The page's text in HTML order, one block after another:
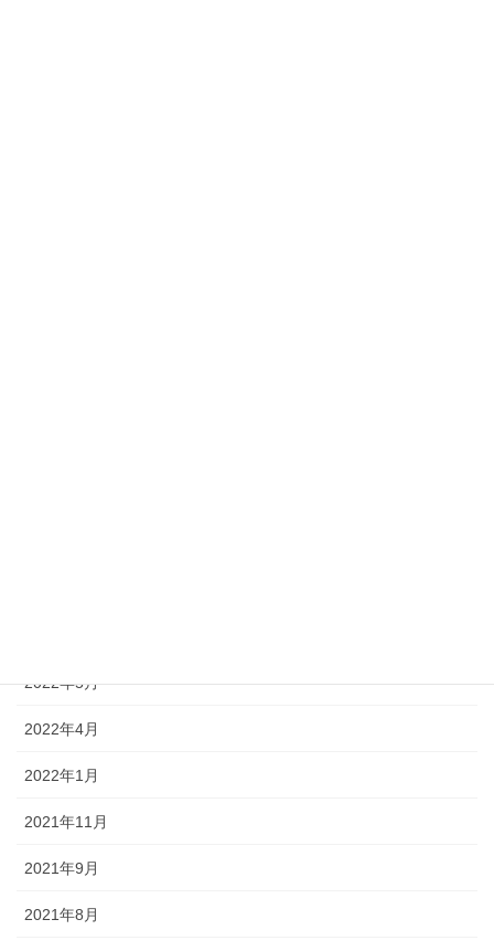
2022年5月
2022年4月
2022年1月
2021年11月
2021年9月
2021年8月